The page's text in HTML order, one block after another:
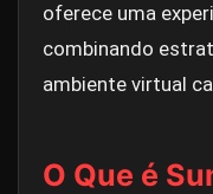
oferece uma
combinando
ambiente virtual
O Que é